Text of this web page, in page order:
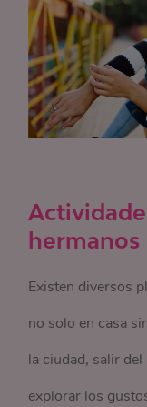
hermanos
Existen diversos
no solo en casa
la ciudad, salir
explorar los